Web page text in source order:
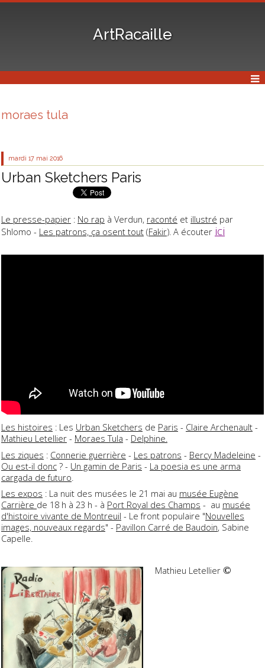
ArtRacaille
moraes tula
mardi 17 mai 2016
Urban Sketchers Paris
Le presse-papier : No rap à Verdun, raconté et illustré par
Shlomo - Les patrons, ça osent tout (Fakir). A écouter ici
Les histoires : Les Urban Sketchers de Paris - Claire Archenault -
Mathieu Letellier - Moraes Tula - Delphine.
Les ziques : Connerie guerrière - Les patrons - Bercy Madeleine -
Ou est-il donc ? - Un gamin de Paris - La poesia es une arma
cargada de futuro
Les expos : La nuit des musées le 21 mai au musée Eugène
Carrière de 18 h à 23 h - à Port Royal des Champs - au musée
d'histoire vivante de Montreuil - Le front populaire "Nouvelles
images, nouveaux regards" - Pavillon Carré de Baudoin, Sabine
Capelle.
Mathieu Letellier©